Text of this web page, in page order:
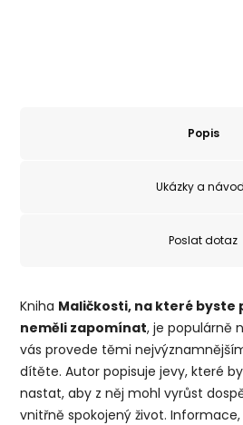
Popis
Ukázky a
Poslat dotaz
Kniha Maličkosti, na které byste
neměli zapomínat, je populárně
vás provede těmi
dítěte. Autor popisuje jevy, které
nastat, aby z něj mohl vyrůst
vnitřně spokojený život.